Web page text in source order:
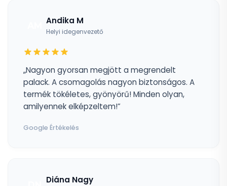
Andika M
Helyi idegenvezető
„Nagyon gyorsan megjött a megrendelt
palack. A csomagolás nagyon biztonságos. A
termék tökéletes, gyönyörű! Minden olyan,
amilyennek elképzeltem!”
Google Értékelés
Diána Nagy